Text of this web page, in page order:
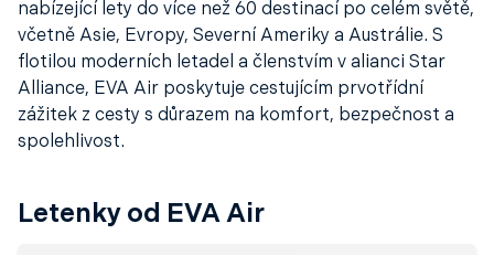
nabízející lety do více než 60 destinací po celém světě,
včetně Asie, Evropy, Severní Ameriky a Austrálie. S
flotilou moderních letadel a členstvím v alianci Star
Alliance, EVA Air poskytuje cestujícím prvotřídní
zážitek z cesty s důrazem na komfort, bezpečnost a
spolehlivost.
Letenky od EVA Air